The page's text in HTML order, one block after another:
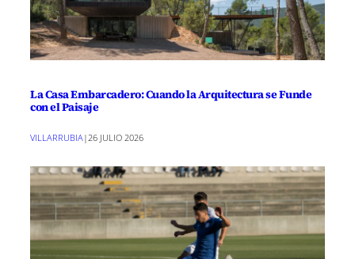
La Casa Embarcadero: Cuando la Arquitectura se Funde
con el Paisaje
VILLARRUBIA | 26 JULIO 2026